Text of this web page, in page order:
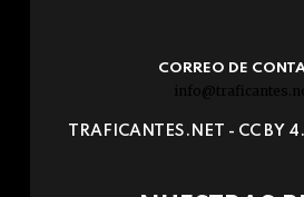
CORREO DE
TRAFICANTES.NET - CC BY